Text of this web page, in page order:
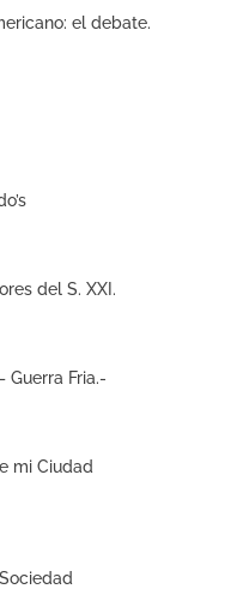
el debate.
del S. XXI.
Guerra Fria.-
mi Ciudad